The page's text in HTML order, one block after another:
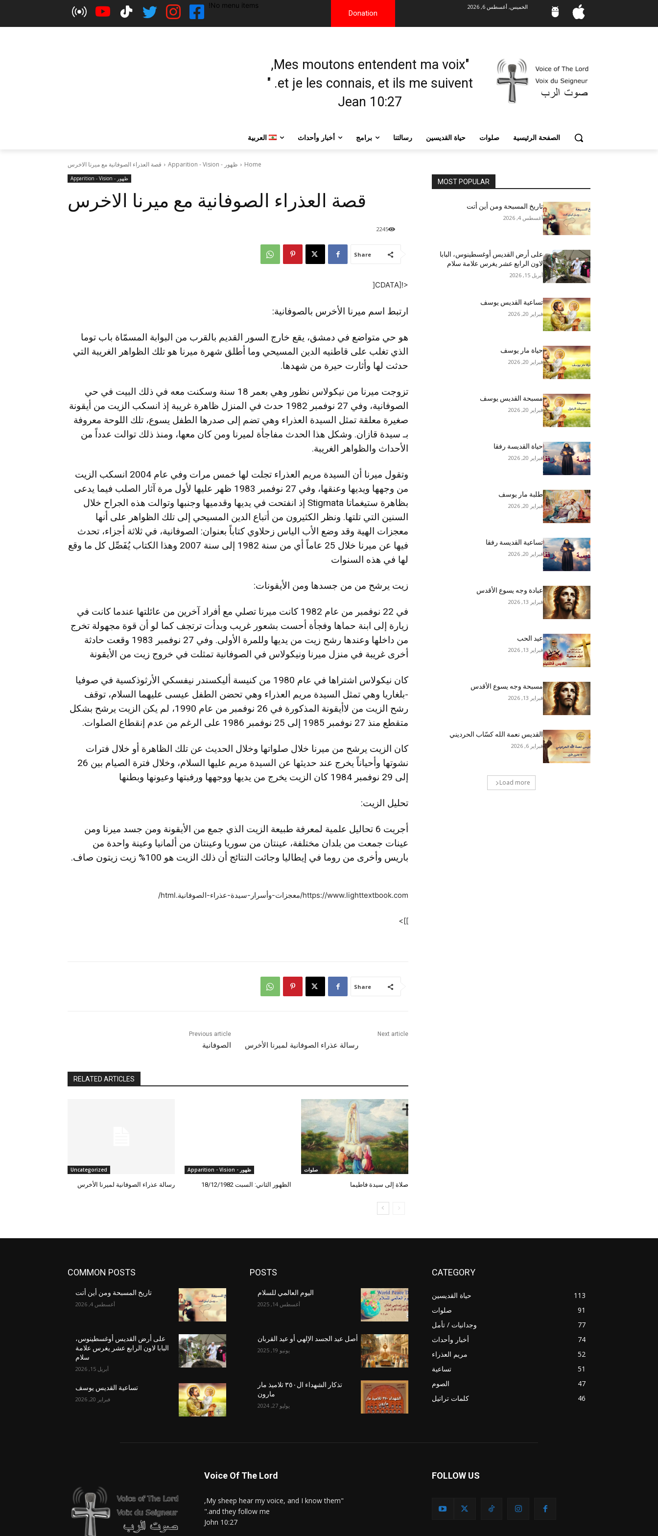
الخميس, أغسطس 6, 2026
Donation
No menu items!
"Mes moutons entendent ma voix,
et je les connais, et ils me suivent. "
Jean 10:27
الصفحة الرئيسية صلوات حياة القديسين رسالتنا برامج أخبار وأحداث العربية
Home ظهور - Apparition - Vision قصة العذراء الصوفانية مع ميرنا الاخرس
ظهور - Apparition - Vision
قصة العذراء الصوفانية مع ميرنا الاخرس
2245
Share
<![CDATA[
ارتبط اسم ميرنا الأخرس بالصوفانية:
هو حي متواضع في دمشق، يقع خارج السور القديم بالقرب من البوابة المسمّاة باب توما
الذي تغلب على قاطنيه الدين المسيحي وما أطلق شهرة ميرنا هو تلك الظواهر الغريبة التي
حدثت لها وأثارت حيرة من شهدها.
تزوجت ميرنا من نيكولاس نظور وهي بعمر 18 سنة وسكنت معه في ذلك البيت في حي
الصوفانية، وفي 27 نوفمبر 1982 حدث في المنزل ظاهرة غريبة إذ انسكب الزيت من أيقونة
صغيرة معلقة تمثل السيدة العذراء وهي تضم إلى صدرها الطفل يسوع، تلك اللوحة معروفة
بـ سيدة قازان. وشكل هذا الحدث مفاجأة لميرنا ومن كان معها، ومنذ ذلك توالت عدداً من
الأحداث والظواهر الغريبة.
وتقول ميرنا أن السيدة مريم العذراء تجلت لها خمس مرات وفي عام 2004 انسكب الزيت
من وجهها ويديها وعنقها، وفي 27 نوفمبر 1983 ظهر عليها لأول مرة آثار الصلب فيما يدعى
بظاهرة ستيغماتا Stigmata إذ انفتحت في يديها وقدميها وجنبها وتوالت هذه الجراح خلال
السنين التي تلتها. ونظر الكثيرون من أتباع الدين المسيحي إلى تلك الظواهر على أنها
معجزات الهية وقد وضع الأب الياس زحلاوي كتاباً بعنوان: الصوفانية، في ثلاثة أجزاء، تحدث
فيها عن ميرنا خلال 25 عاماً أي من سنة 1982 إلى سنة 2007 وهذا الكتاب يُفَصِّل كل ما وقع
لها في هذه السنوات
زيت يرشح من من جسدها ومن الأيقونات:
في 22 نوفمبر من عام 1982 كانت ميرنا تصلي مع أفراد آخرين من عائلتها عندما كانت في
زيارة إلى ابنة حماها وفجأة أحست بشعور غريب وبدأت ترتجف كما لو أن قوة مجهولة تخرج
من داخلها وعندها رشح زيت من يديها وللمرة الأولى. وفي 27 نوفمبر 1983 وقعت حادثة
أخرى غريبة في منزل ميرنا ونيكولاس في الصوفانية تمثلت في خروج زيت من الأيقونة
كان نيكولاس اشتراها في عام 1980 من كنيسة أليكسندر نيفسكي الأرثوذكسية في صوفيا
-بلغاريا وهي تمثل السيدة مريم العذراء وهي تحضن الطفل عيسى عليهما السلام، توقف
رشح الزيت من لاأيقونة المذكورة في 26 نوفمبر من عام 1990، لم يكن الزيت يرشح بشكل
متقطع منذ 27 نوفمبر 1985 إلى 25 نوفمبر 1986 على الرغم من عدم إنقطاع الصلوات.
كان الزيت يرشح من ميرنا خلال صلواتها وخلال الحديث عن تلك الظاهرة أو خلال فترات
نشوتها وأحياناً يخرج عند حديثها عن السيدة مريم عليها السلام، وخلال فترة الصيام بين 26
إلى 29 نوفمبر 1984 كان الزيت يخرج من يديها ووجهها ورفبتها وعيونها وبطنها
تحليل الزيت:
أجريت 6 تحاليل علمية لمعرفة طبيعة الزيت الذي جمع من الأيقونة ومن جسد ميرنا ومن
عينات جمعت من بلدان مختلفة، عينتان من سوريا وعينتان من ألمانيا وعينة واحدة من
باريس وأخرى من روما في إيطاليا وجائت النتائج أن ذلك الزيت هو 100% زيت زيتون صاف.
https://www.lighttextbook.com/معجزات-وأسرار-سيدة-عذراء-الصوفانية.html/
]]>
Share
Previous article
الصوفانية
Next article
رسالة عذراء الصوفانية لميرنا الأخرس
RELATED ARTICLES
صلوات
صلاة إلى سيدة فاطيما
ظهور - Apparition - Vision
الظهور الثاني: السبت 18/12/1982
Uncategorized
رسالة عذراء الصوفانية لميرنا الأخرس
MOST POPULAR
تاريخ المسبحة ومن أين أتت
أغسطس 4, 2026
على أرض القديس أوغسطينوس، البابا
لاون الرابع عشر يغرس علامة سلام
أبريل 15, 2026
تساعية القديس يوسف
فبراير 20, 2026
حياة مار يوسف
فبراير 20, 2026
مسبحة القديس يوسف
فبراير 20, 2026
حياة القديسة رفقا
فبراير 20, 2026
طلبة مار يوسف
فبراير 20, 2026
تساعية القديسة رفقا
فبراير 20, 2026
عبادة وجه يسوع الأقدس
فبراير 13, 2026
عيد الحب
فبراير 13, 2026
مسبحة وجه يسوع الأقدس
فبراير 13, 2026
القديس نعمة الله كسّاب الحرديني
فبراير 6, 2026
Load more
COMMON POSTS
تاريخ المسبحة ومن أين أتت
أغسطس 4, 2026
على أرض القديس أوغسطينوس،
البابا لاون الرابع عشر يغرس علامة
سلام
أبريل 15, 2026
تساعية القديس يوسف
فبراير 20, 2026
POSTS
اليوم العالمي للسلام
أغسطس 14, 2025
أصل عيد الجسد الإلهي أو عيد القربان
يونيو 19, 2025
تذكار الشهداء ال٣٥٠ تلاميذ مار
مارون
يوليو 27, 2024
CATEGORY
حياة القديسين
113
صلوات
91
وجدانيات / تأمل
77
أخبار وأحداث
74
مريم العذراء
52
تساعية
51
الصوم
47
كلمات تراتيل
46
Voice Of The Lord
"My sheep hear my voice, and I know them,
and they follow me."
John 10:27
FOLLOW US